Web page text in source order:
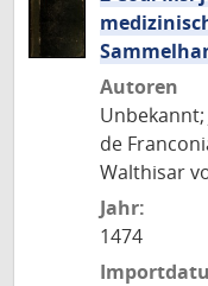
Autoren
de
Walthisar
Jahr:
1474